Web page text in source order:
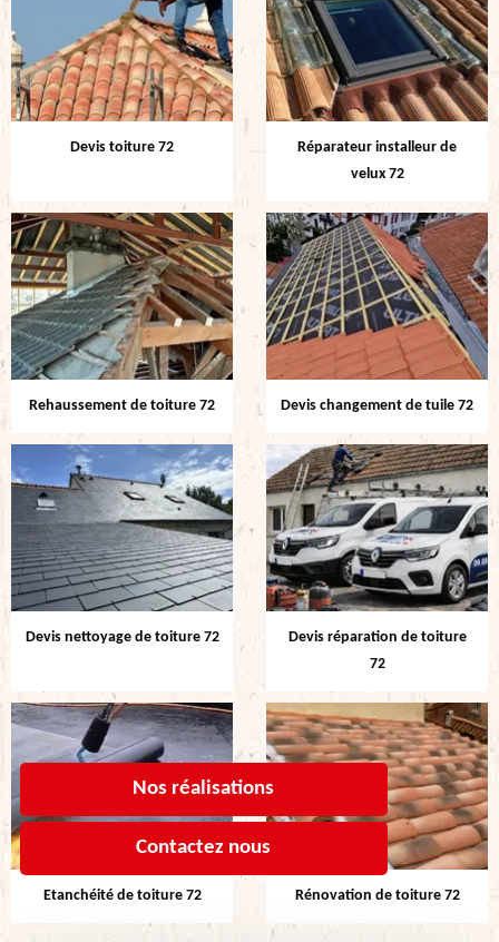
Nos réalisations
Contactez nous
Devis toiture 72
Réparateur installeur de
velux 72
Rehaussement de toiture 72 Devis changement de tuile 72
Devis nettoyage de toiture 72
Devis réparation de toiture
72
Etanchéité de toiture 72 Rénovation de toiture 72